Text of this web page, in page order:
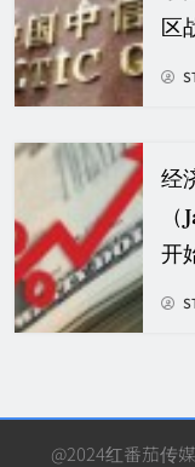
区
经
开
@2024红番茄传